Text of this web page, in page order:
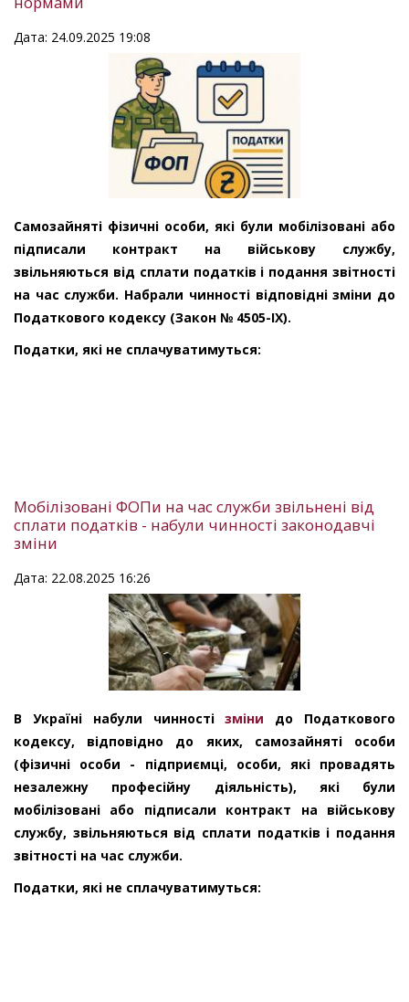
Дата: 24.09.2025 19:08
Самозайняті фізичні особи, які були мобілізовані або
підписали контракт на військову службу,
звільняються від сплати податків і подання звітності
на час служби. Набрали чинності відповідні зміни до
Податкового кодексу (Закон № 4505-ІХ).
Податки, які не сплачуватимуться:
Мобілізовані ФОПи на час служби звільнені від
сплати податків - набули чинності законодавчі
зміни
Дата: 22.08.2025 16:26
В Україні набули чинностізміни до Податкового
кодексу, відповідно до яких, самозайняті особи
(фізичні особи - підприємці, особи, які провадять
незалежну професійну діяльність), які були
мобілізовані або підписали контракт на військову
службу, звільняються від сплати податків і подання
звітності на час служби.
Податки, які не сплачуватимуться: